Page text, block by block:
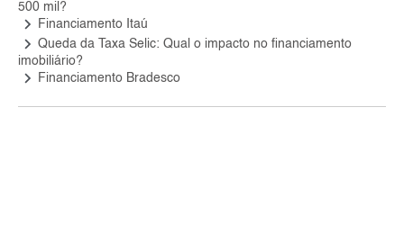
500 mil?
keyboard_arrow_right Financiamento Itaú
keyboard_arrow_right Queda da Taxa Selic: Qual o impacto no financiamento
imobiliário?
keyboard_arrow_right Financiamento Bradesco